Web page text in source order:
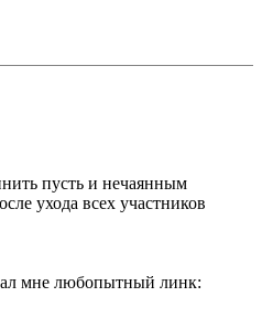
пусть и нечаянным
ухода всех участников
мне любопытный линк: